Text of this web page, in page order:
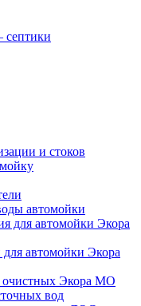
септики
и стоков
автомойки
для автомойки Экора
автомойки Экора
Экора МО
вод